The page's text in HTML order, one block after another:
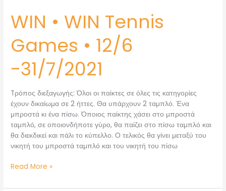
WIN • WIN Tennis
Games • 12/6
-31/7/2021
Tρόπος διεξαγωγής: Όλοι οι παίκτες σε όλες τις κατηγορίες
έχουν δικαίωμα σε 2 ήττες. Θα υπάρχουν 2 ταμπλό. Ένα
μπροστά κι ένα πίσω. Όποιος παίκτης χάσει στο μπροστά
ταμπλό, σε οποιονδήποτε γύρο, θα παίζει στο πίσω ταμπλό και
θα διεκδικεί και πάλι το κύπελλο. Ο τελικός θα γίνει μεταξύ του
νικητή του μπροστά ταμπλό και του νικητή του πίσω
WIN
Tennis
•
-31/7/2021
Read More »